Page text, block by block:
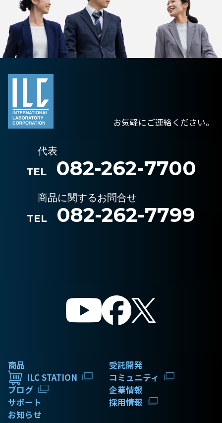
お気軽にご連絡ください。
代表
TEL
082-262-7700
商品に関するお問合せ
TEL
082-262-7799
商品
受託開発
ILC STATION
コミュニティ
ブログ
企業情報
サポート
採用情報
お知らせ